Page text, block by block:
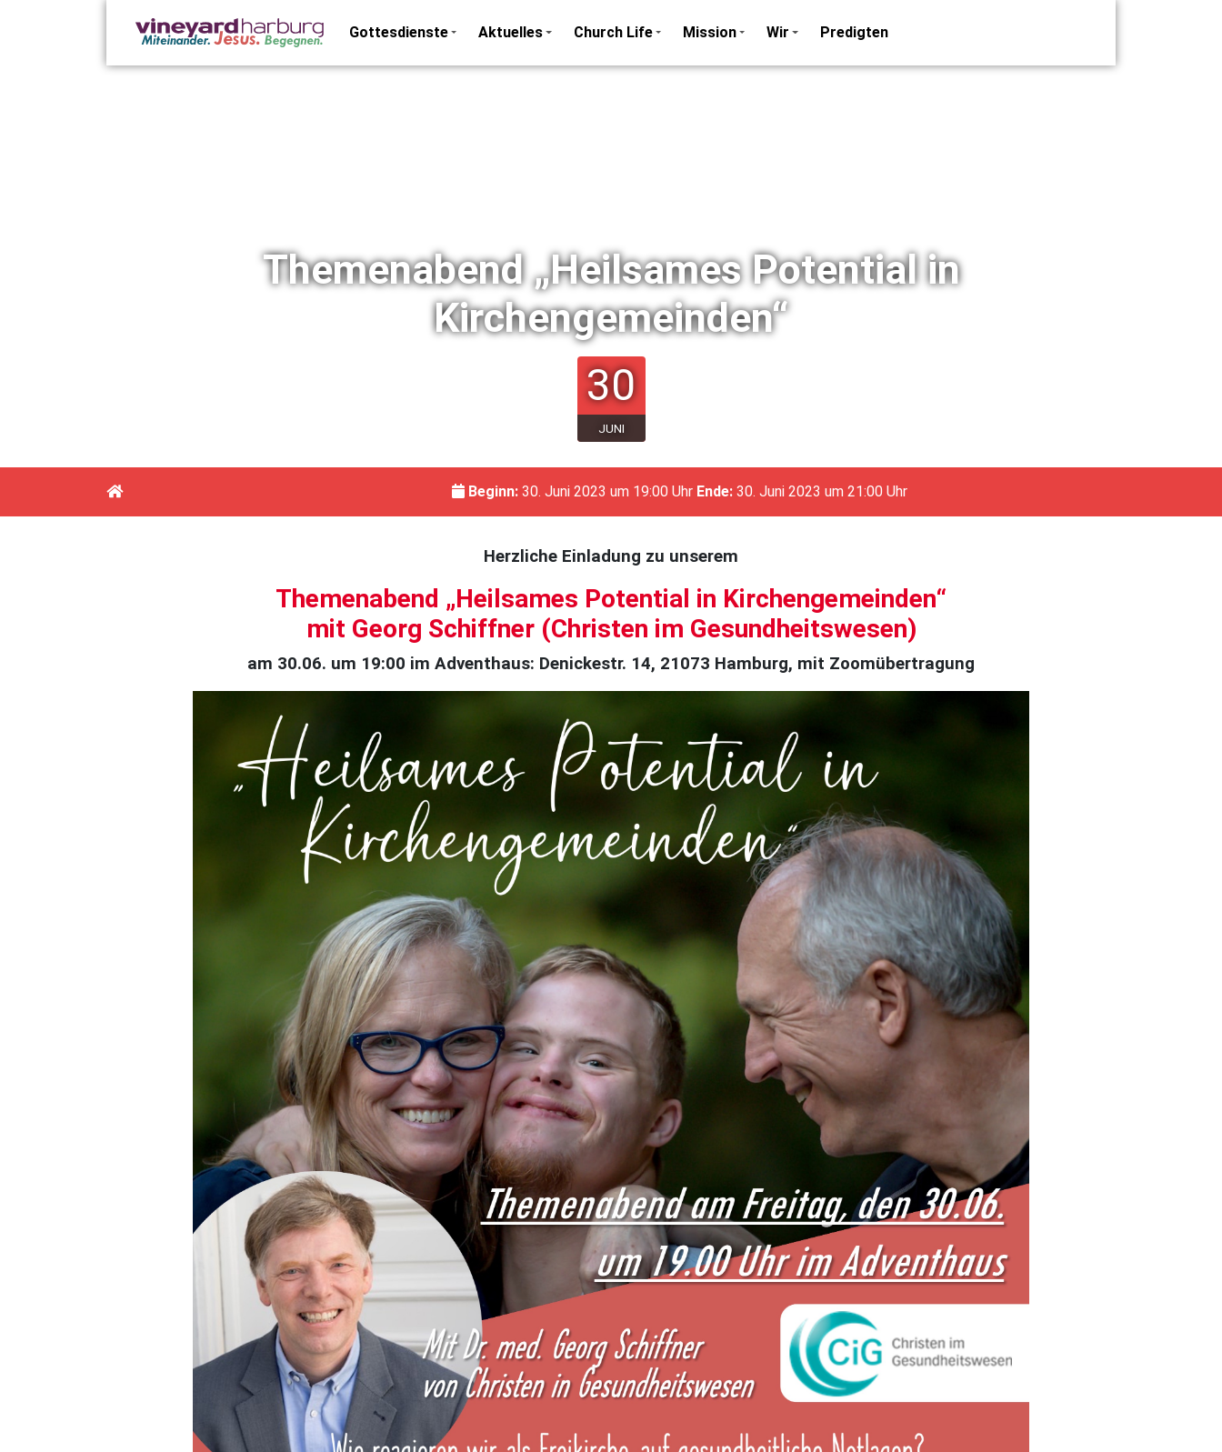
Gottesdienste Aktuelles Church Life Mission Wir Predigten
Themenabend „Heilsames Potential in
Kirchengemeinden“
30
JUNI
Beginn: 30. Juni 2023 um 19:00 Uhr Ende: 30. Juni 2023 um 21:00 Uhr
Herzliche Einladung zu unserem
Themenabend „Heilsames Potential in Kirchengemeinden“
mit Georg Schiffner (Christen im Gesundheitswesen)
am 30.06. um 19:00 im Adventhaus: Denickestr. 14, 21073 Hamburg, mit Zoomübertragung